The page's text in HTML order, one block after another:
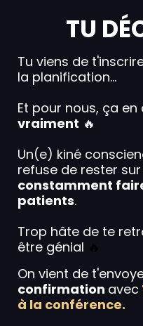
TU
Tu viens de
la planification…
Et pour nous, ça
vraiment 🔥
Un(e) kiné
refuse de rester
constamment
patients.
Trop hâte de te
être génial 🔥
On vient de
confirmation avec
à la conférence.